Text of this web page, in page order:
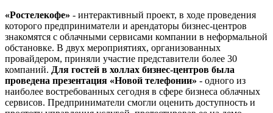
«Ростелекофе» - интерактивный проект, в ходе проведения
которого предприниматели и арендаторы бизнес-центров
знакомятся с облачными сервисами компании в неформальной
обстановке. В двух мероприятиях, организованных
провайдером, приняли участие представители более 30
компаний. Для гостей в холлах бизнес-центров была
проведена презентация «Новой телефонии» - одного из
наиболее востребованных сегодня в сфере бизнеса облачных
сервисов. Предприниматели смогли оценить доступность и